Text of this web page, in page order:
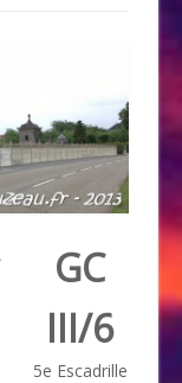
GC
III/6
5e Escadrille